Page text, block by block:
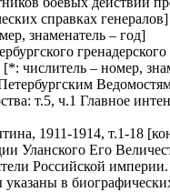
справках генералов]
знаменатель – год]
[*: числитель – номер,
т.5, ч.1 Главное
1911-1914, т.1-18
Уланского Его
Российской
в